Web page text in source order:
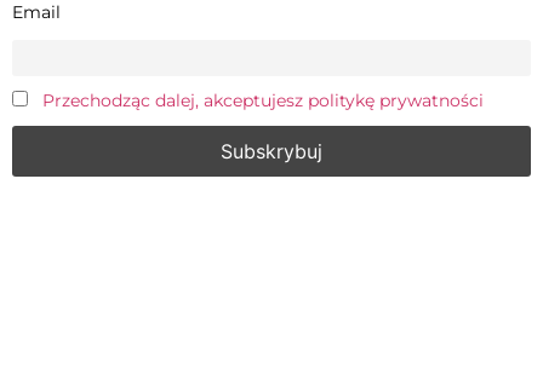
Email
Przechodząc dalej, akceptujesz politykę prywatności